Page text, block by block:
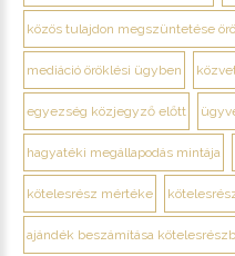
közös tulajdon megszüntetése
mediáció öröklési ügyben
egyezség közjegyző előtt
hagyatéki megállapodás mintája
kötelesrész mértéke
ajándék beszámítása